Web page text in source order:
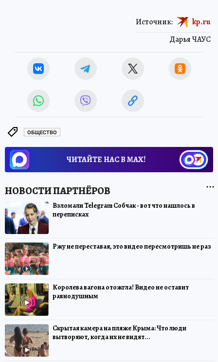
Дарья ЧАУС
Источник: kp.ru
ОБЩЕСТВО
ЧИТАЙТЕ НАС В МАХ!
Взломали Telegram Собчак - вот что нашлось в
переписках
Ржу не переставая, это видео пересмотришь не раз
Королева вагона отожгла! Видео не оставит
равнодушным
Скрытая камера на пляже Крыма: Что люди
вытворяют, когда их не видят...